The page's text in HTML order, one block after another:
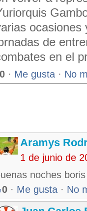
ocasiones
de
en el
0 · Me gusta · No
Aramys
1 de junio de
noches
0 · Me gusta · No